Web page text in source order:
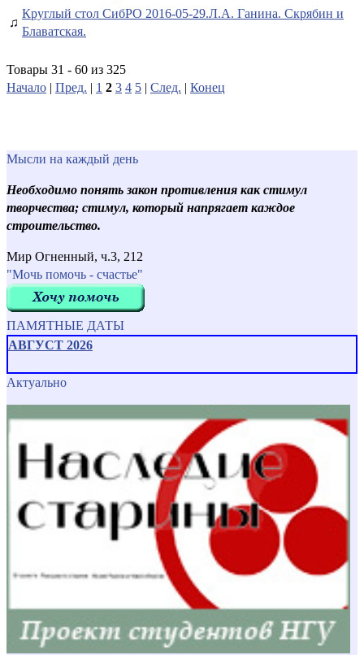
♫
Круглый стол СибРО 2016-05-29.Л.А. Ганина. Скрябин и
Блаватская.
Товары 31 - 60 из 325
Начало | Пред. | 1 2 3 4 5 | След. | Конец
Мысли на каждый день
Необходимо понять закон противления как стимул
творчества; стимул, который напрягает каждое
строительство.
Мир Огненный, ч.3, 212
"Мочь помочь - счастье"
ПАМЯТНЫЕ ДАТЫ
АВГУСТ 2026
Актуально